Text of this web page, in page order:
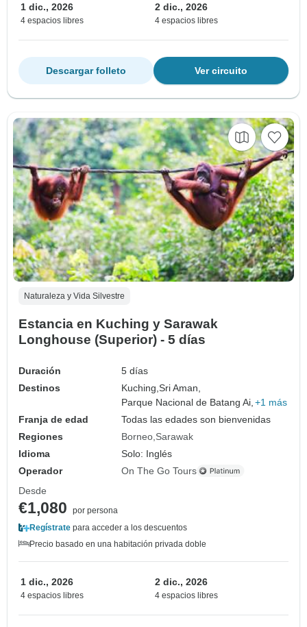
1 dic., 2026
4 espacios libres
2 dic., 2026
4 espacios libres
Ver circuito
Descargar folleto
Naturaleza y Vida Silvestre
Estancia en Kuching y Sarawak
Longhouse (Superior) - 5 días
Duración
5 días
Destinos
Kuching,Sri Aman,
Parque Nacional de Batang Ai, +1 más
Franja de edad
Todas las edades son bienvenidas
Regiones
Borneo Sarawak
Idioma
Solo: Inglés
Operador
On The Go Tours
Desde
€1,080
por persona
Regístrate para acceder a los descuentos
Precio basado en una habitación privada doble
1 dic., 2026
4 espacios libres
2 dic., 2026
4 espacios libres